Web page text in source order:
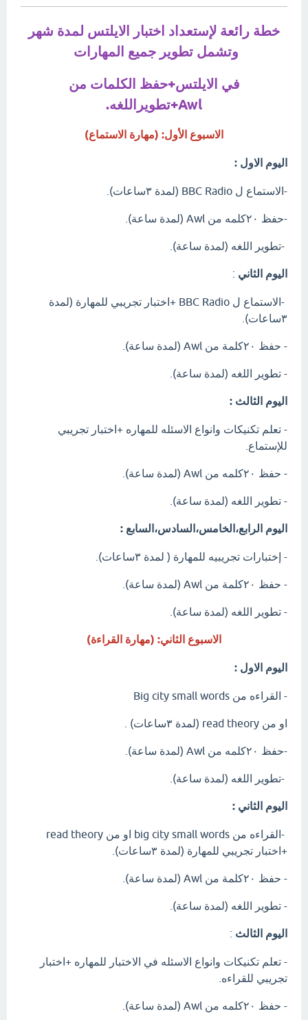
خطة رائعة لإستعداد اختبار الايلتس لمدة شهر
وتشمل تطوير جميع المهارات
في الايلتس+حفظ الكلمات من
Awl+تطويراللغه.
الاسبوع الأول: (مهارة الاستماع)
اليوم الاول :
-الاستماع ل BBC Radio (لمدة ٣ساعات).
-حفظ ٢٠كلمه من Awl (لمدة ساعة).
-تطوير اللغه (لمدة ساعة).
اليوم الثاني :
-الاستماع ل BBC Radio +اختبار تجريبي للمهارة (لمدة
٣ساعات).
- حفظ ٢٠كلمة من Awl (لمدة ساعة).
- تطوير اللغه (لمدة ساعة).
اليوم الثالث :
- تعلم تكنيكات وانواع الاسئله للمهاره +اختبار تجريبي
للإستماع.
- حفظ ٢٠كلمه من Awl (لمدة ساعة).
- تطوير اللغه (لمدة ساعة).
اليوم الرابع،الخامس،السادس،السابع :
- إختبارات تجريبيه للمهارة ( لمدة ٣ساعات).
- حفظ ٢٠كلمة من Awl (لمدة ساعة).
- تطوير اللغه (لمدة ساعة).
الاسبوع الثاني: (مهارة القراءة)
اليوم الاول :
- القراءه من Big city small words
او من read theory (لمدة ٣ساعات) .
-حفظ ٢٠كلمه من Awl (لمدة ساعة).
-تطوير اللغه (لمدة ساعة).
اليوم الثاني :
-القراءه من big city small words او من read theory
+اختبار تجريبي للمهارة (لمدة ٣ساعات).
- حفظ ٢٠كلمة من Awl (لمدة ساعة).
- تطوير اللغه (لمدة ساعة).
اليوم الثالث :
- تعلم تكنيكات وانواع الاسئله في الاختبار للمهاره +اختبار
تجريبي للقراءه.
- حفظ ٢٠كلمه من Awl (لمدة ساعة).